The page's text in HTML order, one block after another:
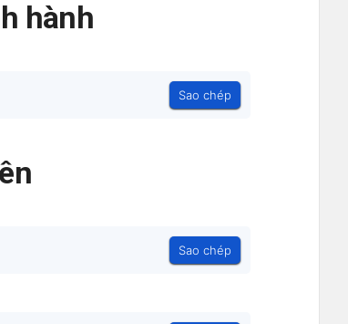
hành
Sao chép
Sao chép